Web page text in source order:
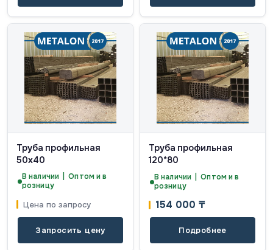
Труба профильная
50х40
В наличии | Оптом и в
розницу
Цена по запросу
Запросить цену
Труба профильная
120*80
В наличии | Оптом и в
розницу
154 000 ₸
Подробнее